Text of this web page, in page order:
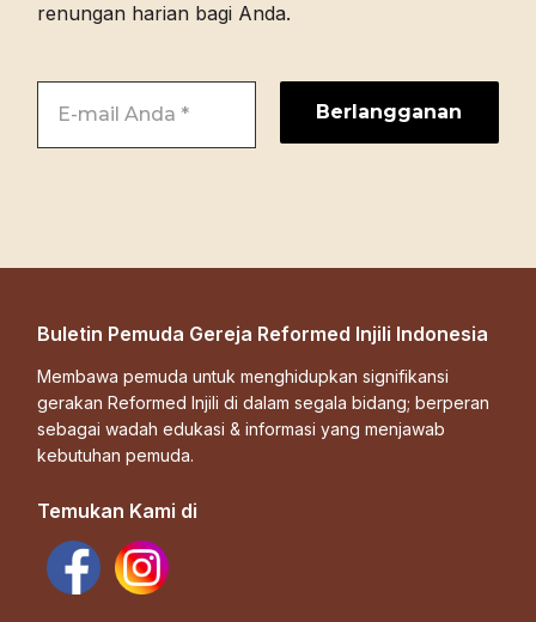
renungan harian bagi Anda.
Buletin Pemuda Gereja Reformed Injili Indonesia
Membawa pemuda untuk menghidupkan signifikansi
gerakan Reformed Injili di dalam segala bidang; berperan
sebagai wadah edukasi & informasi yang menjawab
kebutuhan pemuda.
Temukan Kami di